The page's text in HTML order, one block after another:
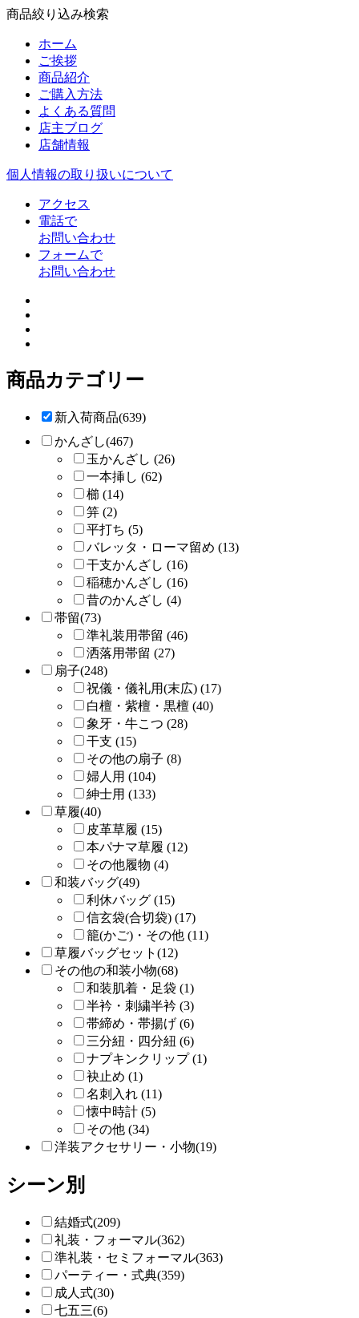
商品絞り込み検索
ホーム
ご挨拶
商品紹介
ご購入方法
よくある質問
店主ブログ
店舗情報
個人情報の取り扱いについて
アクセス
電話で
お問い合わせ
フォームで
お問い合わせ
商品カテゴリー
新入荷商品(639)
かんざし(467)
玉かんざし (26)
一本挿し (62)
櫛 (14)
笄 (2)
平打ち (5)
バレッタ・ローマ留め (13)
干支かんざし (16)
稲穂かんざし (16)
昔のかんざし (4)
帯留(73)
準礼装用帯留 (46)
洒落用帯留 (27)
扇子(248)
祝儀・儀礼用(末広) (17)
白檀・紫檀・黒檀 (40)
象牙・牛こつ (28)
干支 (15)
その他の扇子 (8)
婦人用 (104)
紳士用 (133)
草履(40)
皮革草履 (15)
本パナマ草履 (12)
その他履物 (4)
和装バッグ(49)
利休バッグ (15)
信玄袋(合切袋) (17)
籠(かご)・その他 (11)
草履バッグセット(12)
その他の和装小物(68)
和装肌着・足袋 (1)
半衿・刺繍半衿 (3)
帯締め・帯揚げ (6)
三分紐・四分紐 (6)
ナプキンクリップ (1)
袂止め (1)
名刺入れ (11)
懐中時計 (5)
その他 (34)
洋装アクセサリー・小物(19)
シーン別
結婚式(209)
礼装・フォーマル(362)
準礼装・セミフォーマル(363)
パーティー・式典(359)
成人式(30)
七五三(6)